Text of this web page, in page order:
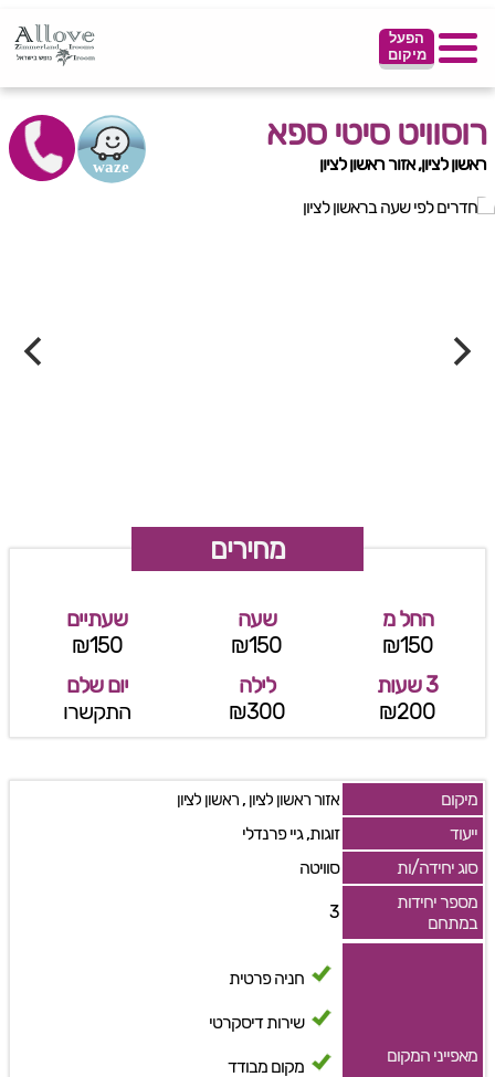
הפעל
מיקום
רוסוויט סיטי ספא
ראשון לציון, אזור ראשון לציון
מחירים
החל מ
₪150
שעה
₪150
שעתיים
₪150
3 שעות
₪200
לילה
₪300
יום שלם
התקשרו
מיקום אזור ראשון לציון, ראשון לציון
ייעוד
זוגות, גיי פרנדלי
סוג יחידה/ות
סוויטה
מספר יחידות
במתחם
3
מאפייני המקום
חניה פרטית
שירות דיסקרטי
מקום מבודד